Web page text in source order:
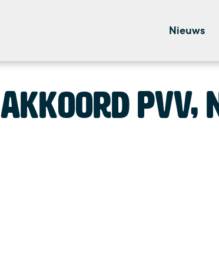
Nieuws
Akkoord PVV,